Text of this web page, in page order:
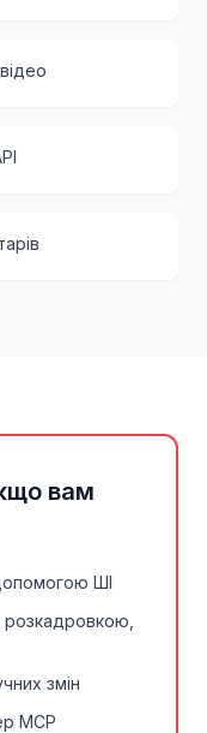
вам
ШІ
розкадровкою,
змін
MCP